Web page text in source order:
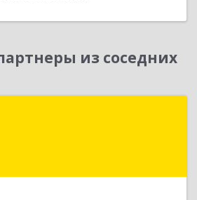
из соседних
обл, Екатеринбург г,